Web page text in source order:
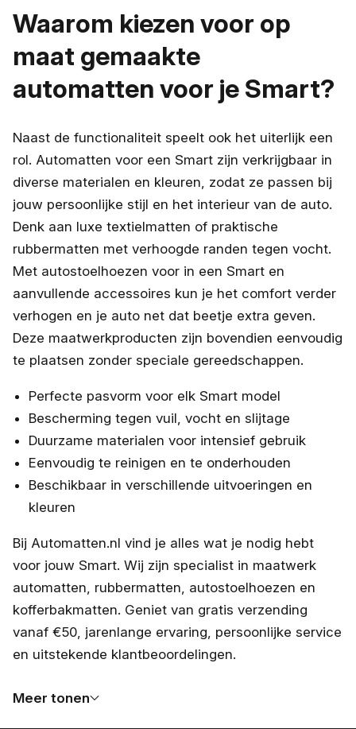
Waarom kiezen voor op
maat gemaakte
automatten voor je Smart?
Naast de functionaliteit speelt ook het uiterlijk een
rol. Automatten voor een Smart zijn verkrijgbaar in
diverse materialen en kleuren, zodat ze passen bij
jouw persoonlijke stijl en het interieur van de auto.
Denk aan luxe textielmatten of praktische
rubbermatten met verhoogde randen tegen vocht.
Met autostoelhoezen voor in een Smart en
aanvullende accessoires kun je het comfort verder
verhogen en je auto net dat beetje extra geven.
Deze maatwerkproducten zijn bovendien eenvoudig
te plaatsen zonder speciale gereedschappen.
Perfecte pasvorm voor elk Smart model
Bescherming tegen vuil, vocht en slijtage
Duurzame materialen voor intensief gebruik
Eenvoudig te reinigen en te onderhouden
Beschikbaar in verschillende uitvoeringen en
kleuren
Bij Automatten.nl vind je alles wat je nodig hebt
voor jouw Smart. Wij zijn specialist in maatwerk
automatten, rubbermatten, autostoelhoezen en
kofferbakmatten. Geniet van gratis verzending
vanaf €50, jarenlange ervaring, persoonlijke service
en uitstekende klantbeoordelingen.
Meer tonen